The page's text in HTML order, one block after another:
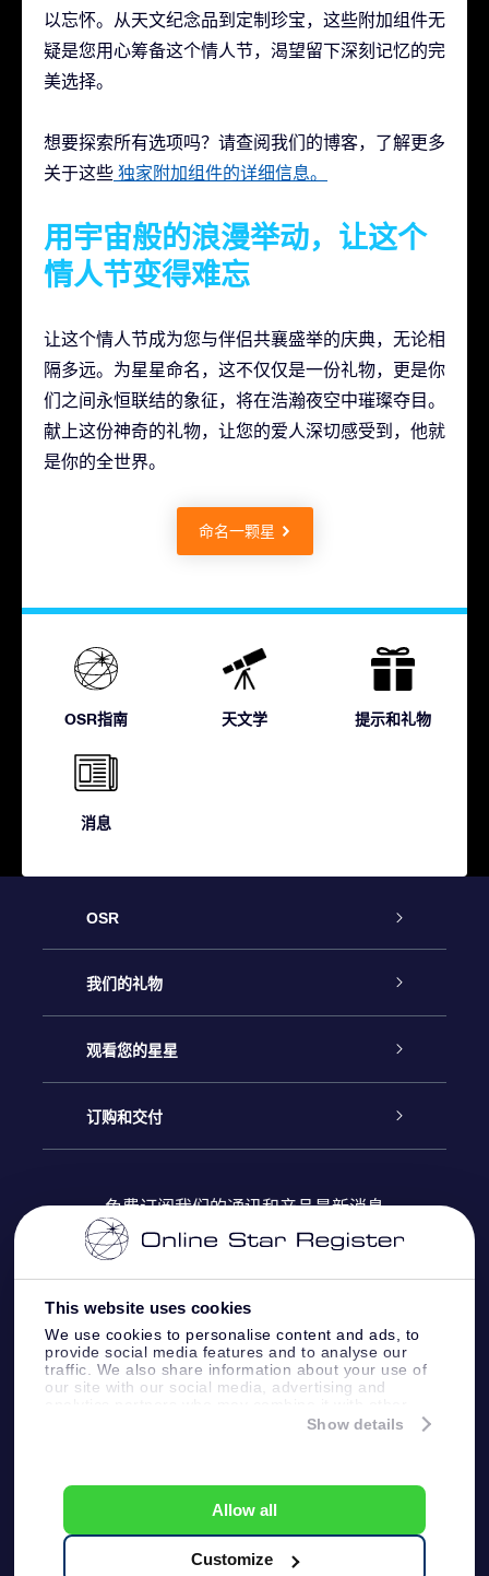
This website uses cookies
We use cookies to personalise content and ads, to
provide social media features and to analyse our
traffic. We also share information about your use of
our site with our social media, advertising and
information that you’ve provided to them or that
Show details
Allow all
Customize
以忘怀。从天文纪念品到定制珍宝，这些附加组件无
疑是您用心筹备这个情人节，渴望留下深刻记忆的完
美选择。
想要探索所有选项吗？请查阅我们的博客，了解更多
关于这些 独家附加组件的详细信息。
用宇宙般的浪漫举动，让这个
情人节变得难忘
让这个情人节成为您与伴侣共襄盛举的庆典，无论相
隔多远。为星星命名，这不仅仅是一份礼物，更是你
们之间永恒联结的象征，将在浩瀚夜空中璀璨夺目。
献上这份神奇的礼物，让您的爱人深切感受到，他就
是你的全世界。
命名一颗星
OSR指南 天文学 提示和礼物
消息
OSR
客户服务
联系我们
博客
评论
我们的礼物
Online Star礼物
OSR 礼物包
OSR 礼物卡
公司礼品
观看您的星星
Online Star Register
个性化的Star Page
One Million Stars
OSR Starsaver
订购和交付
付款信息
配送信息
退货政策&撤销权
免费订阅我们的通讯和产品最新消息
客户服务:help@osr.org
KVK: 60333553, VAT: NL 8538.62.722B01
One Million Stars